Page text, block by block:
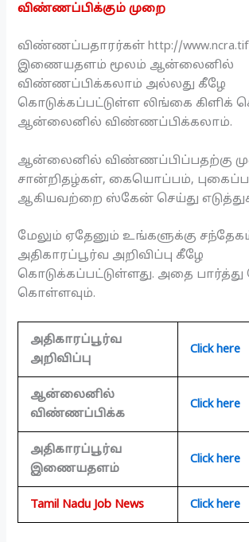
விண்ணப்பிக்கும் முறை
விண்ணப்பதாரர்கள் http://
இணையதளம் மூலம் ஆன்லைனில்
விண்ணப்பிக்கலாம் அல்லது கீழே
கொடுக்கப்பட்டுள்ள லிங்கை கிளிக்
ஆன்லைனில் விண்ணப்பிக்கலாம்.
ஆன்லைனில் விண்ணப்பிப்பதற்கு
சான்றிதழ்கள், கையொப்பம்,
ஆகியவற்றை ஸ்கேன் செய்து
மேலும் ஏதேனும் உங்களுக்கு
அதிகாரப்பூர்வ அறிவிப்பு கீழே
கொடுக்கப்பட்டுள்ளது. அதை பார்த்து
கொள்ளவும்.
அதிகாரப்பூர்வ
அறிவிப்பு
Click here
ஆன்லைனில்
விண்ணப்பிக்க
Click here
அதிகாரப்பூர்வ
இணையதளம்
Click here
Tamil Nadu Job News Click here